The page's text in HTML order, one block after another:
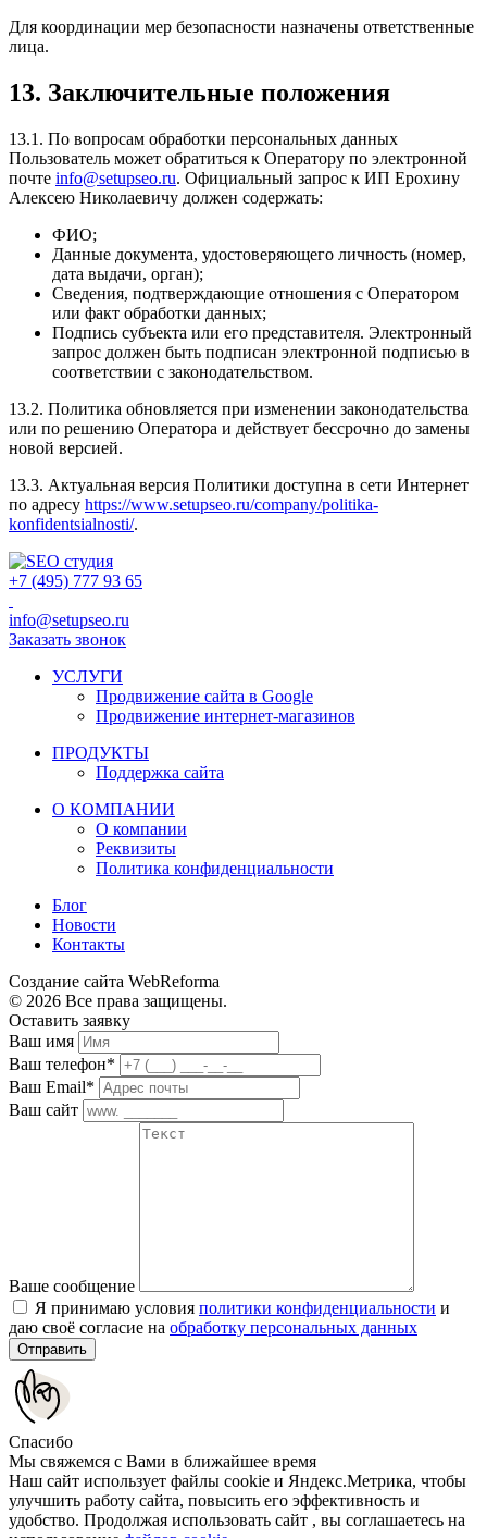
Для координации мер безопасности назначены ответственные
лица.
13. Заключительные положения
13.1. По вопросам обработки персональных данных
Пользователь может обратиться к Оператору по электронной
почте info@setupseo.ru. Официальный запрос к ИП Ерохину
Алексею Николаевичу должен содержать:
ФИО;
Данные документа, удостоверяющего личность (номер,
дата выдачи, орган);
Сведения, подтверждающие отношения с Оператором
или факт обработки данных;
Подпись субъекта или его представителя. Электронный
запрос должен быть подписан электронной подписью в
соответствии с законодательством.
13.2. Политика обновляется при изменении законодательства
или по решению Оператора и действует бессрочно до замены
новой версией.
13.3. Актуальная версия Политики доступна в сети Интернет
по адресу https://www.setupseo.ru/company/politika-
konfidentsialnosti/.
+7 (495) 777 93 65
info@setupseo.ru
Заказать звонок
УСЛУГИ
Продвижение сайта в Google
Продвижение интернет-магазинов
ПРОДУКТЫ
Поддержка сайта
О КОМПАНИИ
О компании
Реквизиты
Политика конфиденциальности
Блог
Новости
Контакты
Создание сайта WebReforma
© 2026 Все права защищены.
Оставить заявку
Ваш имя
Ваш телефон*
Ваш Email*
Ваш сайт
Ваше сообщение
Я принимаю условия политики конфиденциальности и
даю своё согласие на обработку персональных данных
Отправить
Спасибо
Мы свяжемся с Вами в ближайшее время
Наш сайт использует файлы cookie и Яндекс.Метрика, чтобы
улучшить работу сайта, повысить его эффективность и
удобство. Продолжая использовать сайт , вы соглашаетесь на